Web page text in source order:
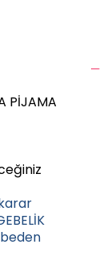
PİJAMA
beden